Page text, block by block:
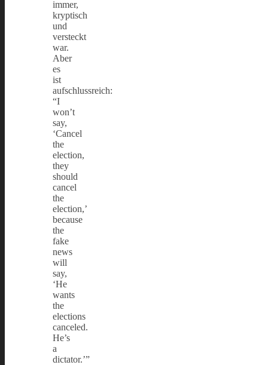
immer,
kryptisch
und
versteckt
war.
Aber
es
ist
aufschlussreich:
“I
won’t
say,
‘Cancel
the
election,
they
should
cancel
the
election,’
because
the
fake
news
will
say,
‘He
wants
the
elections
canceled.
He’s
a
dictator.’”